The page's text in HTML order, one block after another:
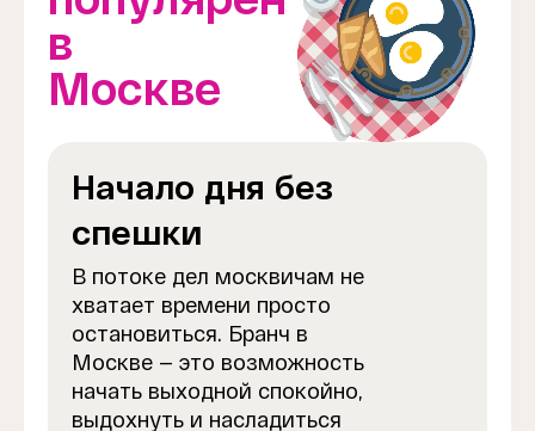
в
Москве
Начало дня без
спешки
В потоке дел москвичам не
хватает времени просто
остановиться. Бранч в
Москве — это возможность
начать выходной спокойно,
выдохнуть и насладиться